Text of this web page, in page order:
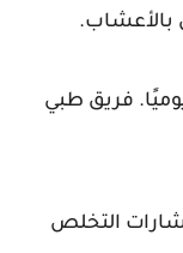
بالأعشاب.
فريق طبي
التخلص